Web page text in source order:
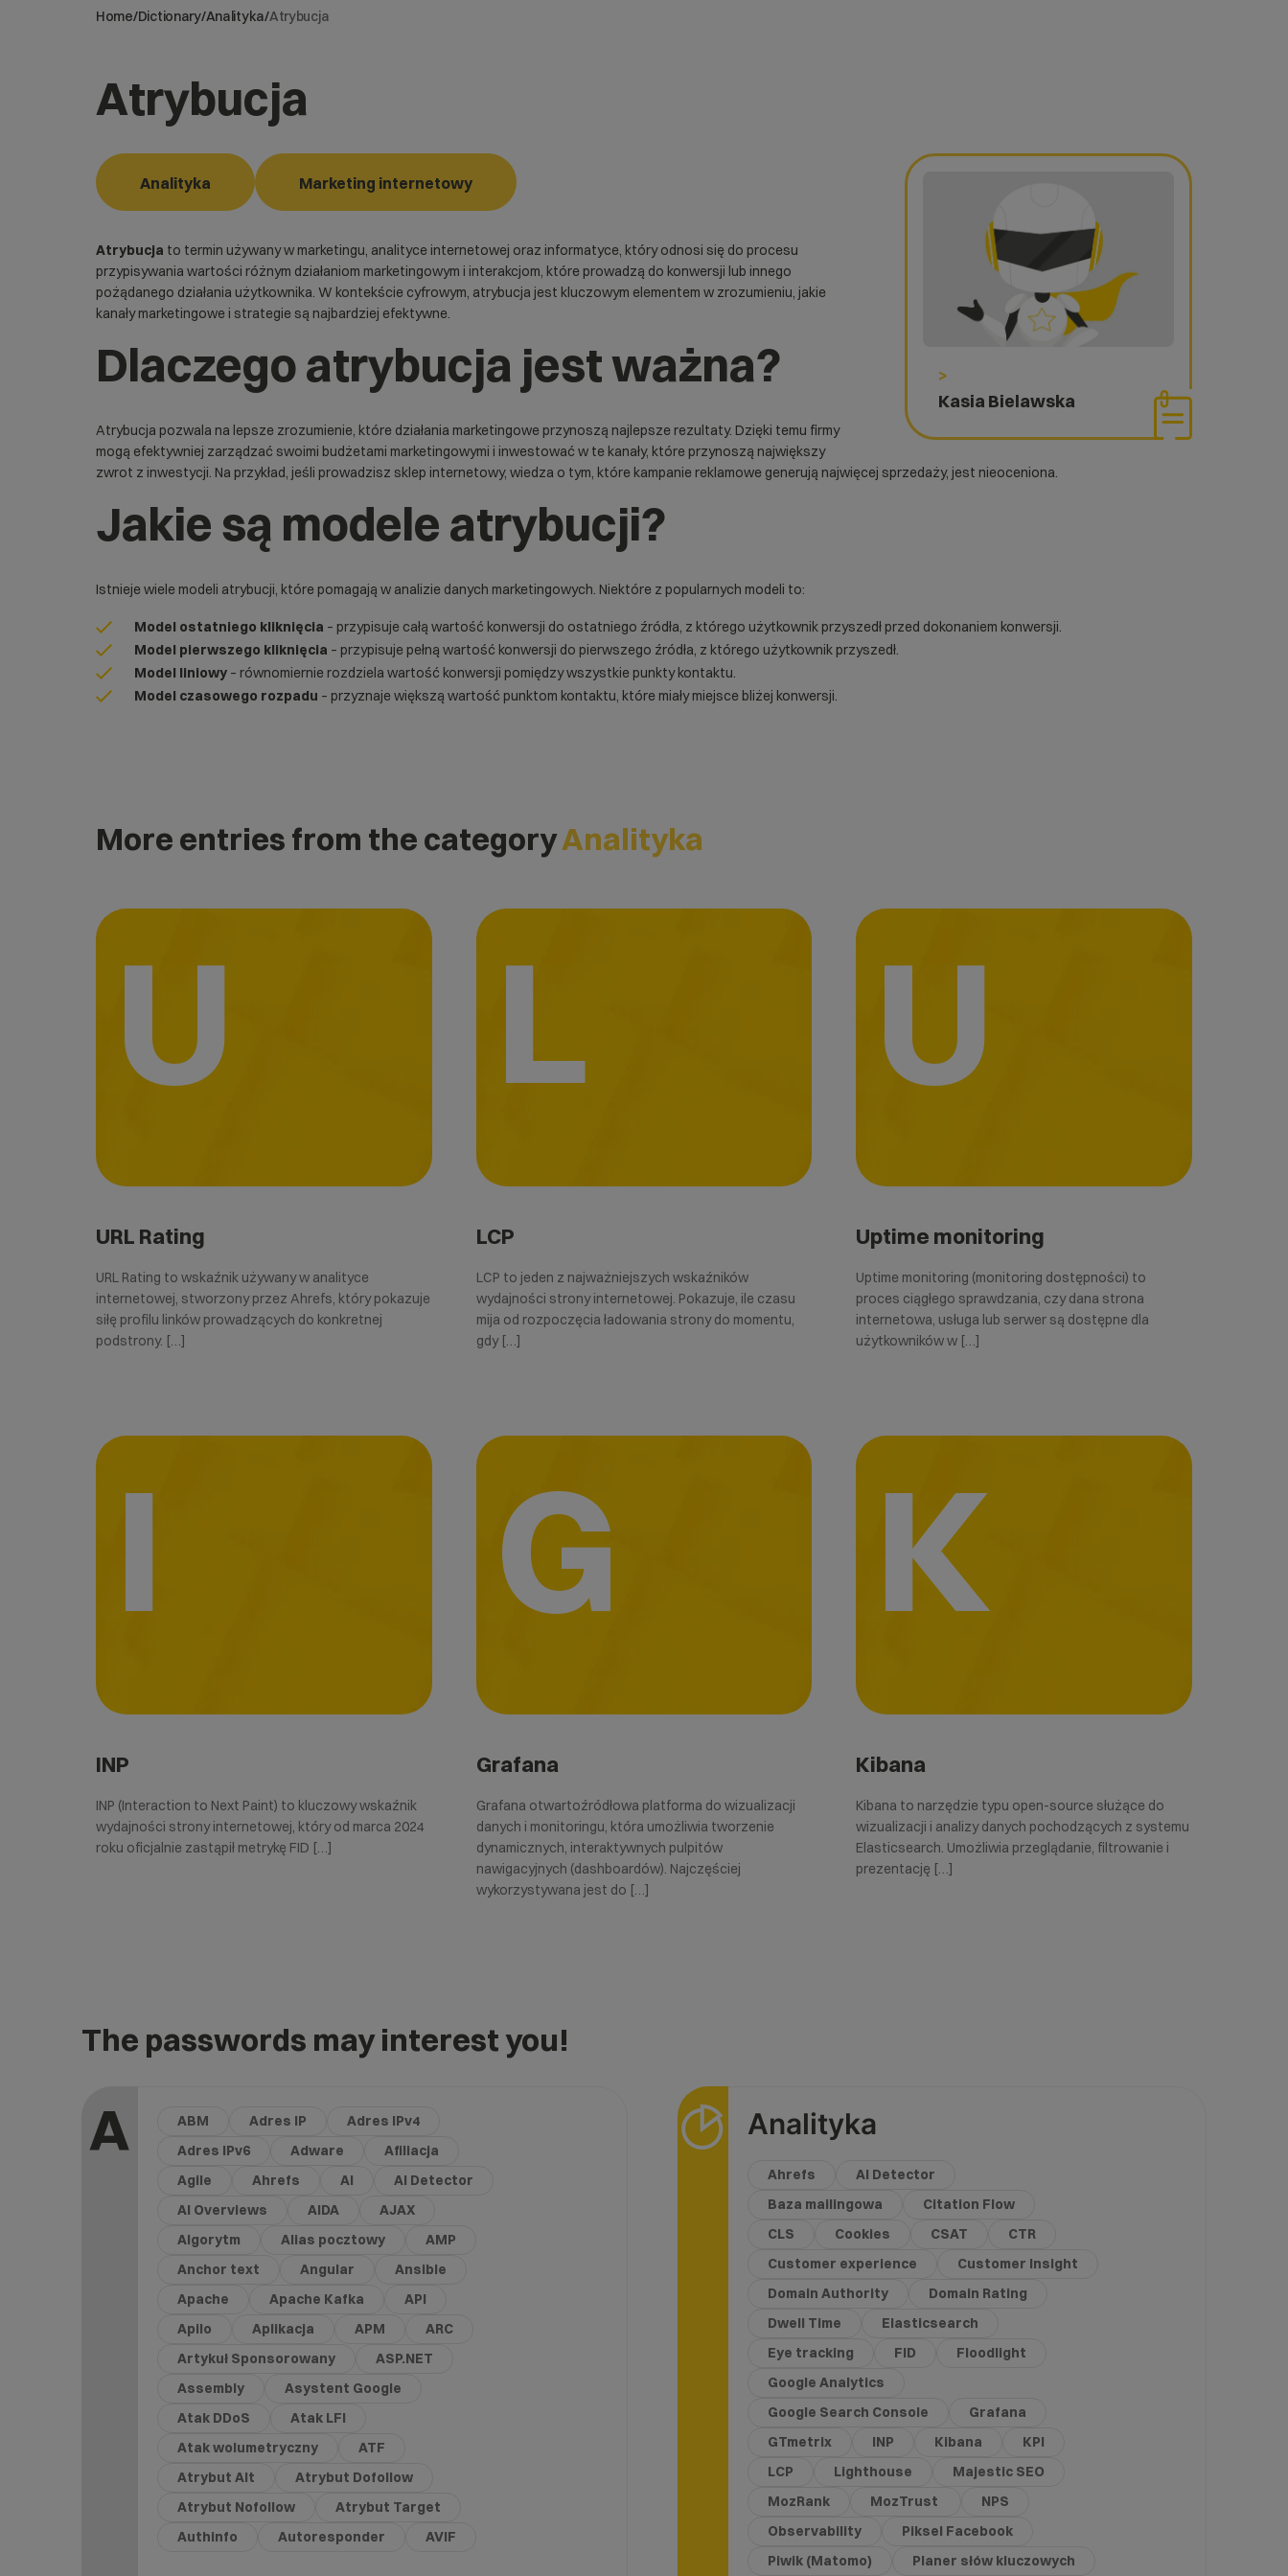
Home/Dictionary/Analityka/Atrybucja
Atrybucja
>
Kasia Bielawska
Analityka Marketing internetowy
Atrybucja to termin używany w marketingu, analityce internetowej oraz informatyce, który odnosi się do procesu
przypisywania wartości różnym działaniom marketingowym i interakcjom, które prowadzą do konwersji lub innego
pożądanego działania użytkownika. W kontekście cyfrowym, atrybucja jest kluczowym elementem w zrozumieniu, jakie
kanały marketingowe i strategie są najbardziej efektywne.
Dlaczego atrybucja jest ważna?
Atrybucja pozwala na lepsze zrozumienie, które działania marketingowe przynoszą najlepsze rezultaty. Dzięki temu firmy
mogą efektywniej zarządzać swoimi budżetami marketingowymi i inwestować w te kanały, które przynoszą największy
zwrot z inwestycji. Na przykład, jeśli prowadzisz sklep internetowy, wiedza o tym, które kampanie reklamowe generują najwięcej sprzedaży, jest nieoceniona.
Jakie są modele atrybucji?
Istnieje wiele modeli atrybucji, które pomagają w analizie danych marketingowych. Niektóre z popularnych modeli to:
Model ostatniego kliknięcia – przypisuje całą wartość konwersji do ostatniego źródła, z którego użytkownik przyszedł przed dokonaniem konwersji.
Model pierwszego kliknięcia – przypisuje pełną wartość konwersji do pierwszego źródła, z którego użytkownik przyszedł.
Model liniowy – równomiernie rozdziela wartość konwersji pomiędzy wszystkie punkty kontaktu.
Model czasowego rozpadu – przyznaje większą wartość punktom kontaktu, które miały miejsce bliżej konwersji.
More entries from the categoryAnalityka
U
URL Rating
URL Rating to wskaźnik używany w analityce
internetowej, stworzony przez Ahrefs, który pokazuje
siłę profilu linków prowadzących do konkretnej
podstrony. […]
L
LCP
LCP to jeden z najważniejszych wskaźników
wydajności strony internetowej. Pokazuje, ile czasu
mija od rozpoczęcia ładowania strony do momentu,
gdy […]
U
Uptime monitoring
Uptime monitoring (monitoring dostępności) to
proces ciągłego sprawdzania, czy dana strona
internetowa, usługa lub serwer są dostępne dla
użytkowników w […]
I
INP
INP (Interaction to Next Paint) to kluczowy wskaźnik
wydajności strony internetowej, który od marca 2024
roku oficjalnie zastąpił metrykę FID […]
G
Grafana
Grafana otwartoźródłowa platforma do wizualizacji
danych i monitoringu, która umożliwia tworzenie
dynamicznych, interaktywnych pulpitów
nawigacyjnych (dashboardów). Najczęściej
wykorzystywana jest do […]
K
Kibana
Kibana to narzędzie typu open-source służące do
wizualizacji i analizy danych pochodzących z systemu
Elasticsearch. Umożliwia przeglądanie, filtrowanie i
prezentację […]
The passwords may interest you!
A ABM Adres IP
Adres IPv4
Adres IPv6
Adware
Afiliacja
Agile
Ahrefs AI
AI Detector
AI Overviews
AIDA
AJAX
Algorytm
Alias pocztowy
AMP
Anchor text
Angular
Ansible
Apache
Apache Kafka
API
Apilo
Aplikacja APM
ARC
Artykuł Sponsorowany
ASP.NET
Assembly
Asystent Google
Atak DDoS
Atak LFI
Atak wolumetryczny
ATF
Atrybut Alt
Atrybut Dofollow
Atrybut Nofollow
Atrybut Target
Authinfo
Autoresponder AVIF
Analityka
Ahrefs
AI Detector
Baza mailingowa
Citation Flow
CLS
Cookies CSAT
CTR
Customer experience
Customer Insight
Domain Authority
Domain Rating
Dwell Time
Elasticsearch
Eye tracking
FID
Floodlight
Google Analytics
Google Search Console
Grafana
GTmetrix
INP Kibana
KPI
LCP
Lighthouse
Majestic SEO
MozRank
MozTrust
NPS
Observability
Piksel Facebook
Piwik (Matomo)
Planer słów kluczowych